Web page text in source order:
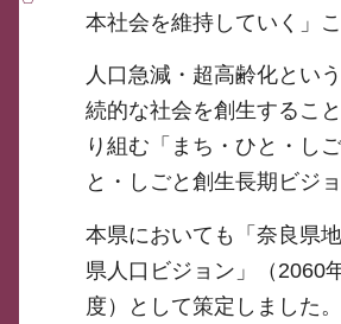
本社会を維持していく」
人口急減・超高齢化とい
続的な社会を創生するこ
り組む「まち・ひと・し
と・しごと創生長期ビジ
本県においても「奈良県
県人口ビジョン」（2060
度）として策定しました。